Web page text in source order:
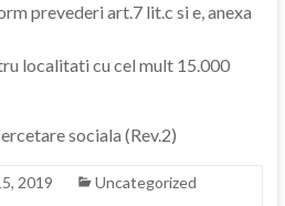
prevederi art.7 lit.c si e, anexa
localitati cu cel mult 15.000
sociala (Rev.2)
2019
Uncategorized